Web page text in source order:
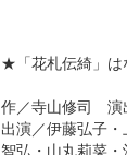
★「花札伝綺」
作／寺山修司 演
出演／伊藤弘子
智弘・山丸莉菜・